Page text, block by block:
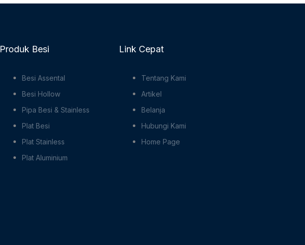
Produk Besi
Besi Assental
Besi Hollow
Pipa Besi & Stainless
Plat Besi
Plat Stainless
Plat Aluminium
Link Cepat
Tentang Kami
Artikel
Belanja
Hubungi Kami
Home Page